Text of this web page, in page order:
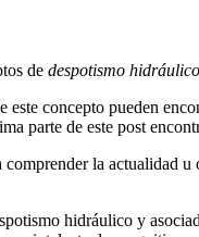
de despotismo hidráulico
este concepto pueden
parte de este post
comprender la actualidad
hidráulico y